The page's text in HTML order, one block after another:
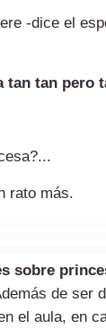
-dice el
tan tan pero
rato más.
sobre
de ser
el aula, en